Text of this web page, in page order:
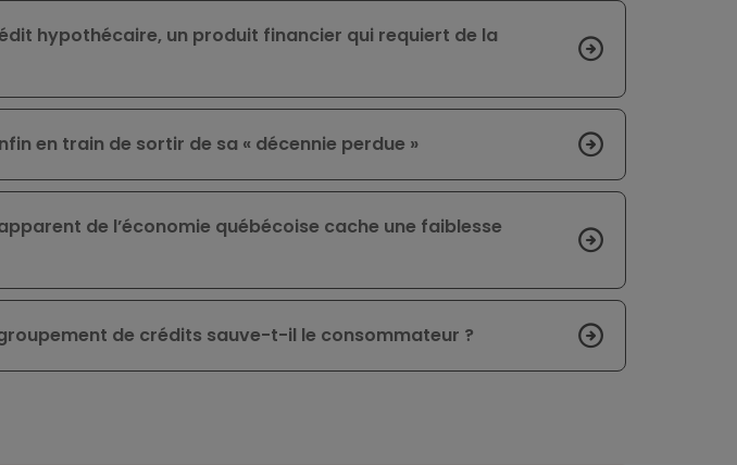
hypothécaire, un produit financier qui requiert de la
en train de sortir de sa « décennie perdue »
de l’économie québécoise cache une faiblesse
de crédits sauve-t-il le consommateur ?